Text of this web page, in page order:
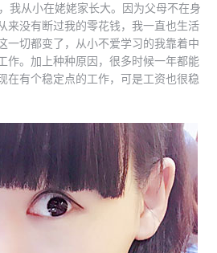
我从小在姥姥家长大。因为父母不在身
来没有断过我的零花钱，我一直也生活
一切都变了，从小不爱学习的我靠着中
作。加上种种原因，很多时候一年都能
在有个稳定点的工作，可是工资也很稳